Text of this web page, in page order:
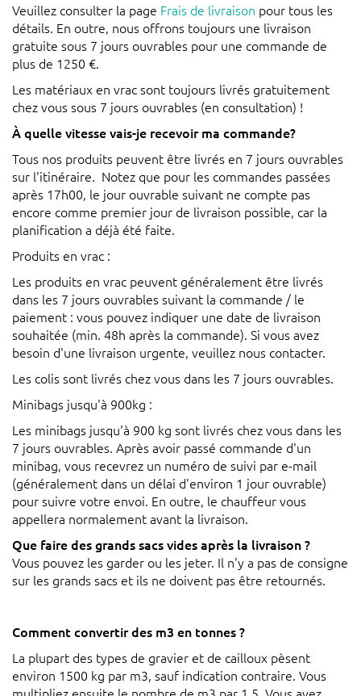
Veuillez consulter la page Frais de livraison pour tous les
détails. En outre, nous offrons toujours une livraison
gratuite sous 7 jours ouvrables pour une commande de
plus de 1250 €.
Les matériaux en vrac sont toujours livrés gratuitement
chez vous sous 7 jours ouvrables (en consultation) !
À quelle vitesse vais-je recevoir ma commande?
Tous nos produits peuvent être livrés en 7 jours ouvrables
sur l'itinéraire. Notez que pour les commandes passées
après 17h00, le jour ouvrable suivant ne compte pas
encore comme premier jour de livraison possible, car la
planification a déjà été faite.
Produits en vrac :
Les produits en vrac peuvent généralement être livrés
dans les 7 jours ouvrables suivant la commande / le
paiement : vous pouvez indiquer une date de livraison
souhaitée (min. 48h après la commande). Si vous avez
besoin d'une livraison urgente, veuillez nous contacter.
Les colis sont livrés chez vous dans les 7 jours ouvrables.
Minibags jusqu'à 900kg :
Les minibags jusqu'à 900 kg sont livrés chez vous dans les
7 jours ouvrables. Après avoir passé commande d'un
minibag, vous recevrez un numéro de suivi par e-mail
(généralement dans un délai d'environ 1 jour ouvrable)
pour suivre votre envoi. En outre, le chauffeur vous
appellera normalement avant la livraison.
Que faire des grands sacs vides après la livraison ?
Vous pouvez les garder ou les jeter. Il n'y a pas de consigne
sur les grands sacs et ils ne doivent pas être retournés.
Comment convertir des m3 en tonnes ?
La plupart des types de gravier et de cailloux pèsent
environ 1500 kg par m3, sauf indication contraire. Vous